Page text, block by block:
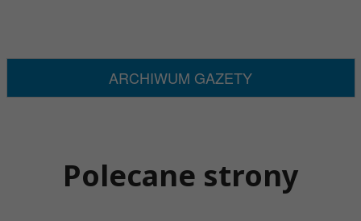
ARCHIWUM GAZETY
Polecane strony